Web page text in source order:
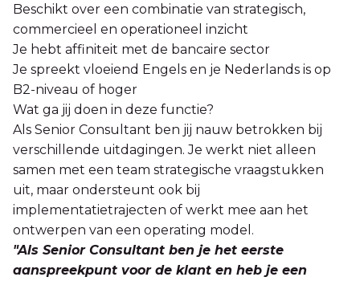
Beschikt over een combinatie van strategisch,
commercieel en operationeel inzicht
Je hebt affiniteit met de bancaire sector
Je spreekt vloeiend Engels en je Nederlands is op
B2-niveau of hoger
Wat ga jij doen in deze functie?
Als Senior Consultant ben jij nauw betrokken bij
verschillende uitdagingen. Je werkt niet alleen
samen met een team strategische vraagstukken
uit, maar ondersteunt ook bij
implementatietrajecten of werkt mee aan het
ontwerpen van een operating model.
"Als Senior Consultant ben je het eerste
aanspreekpunt voor de klant en heb je een